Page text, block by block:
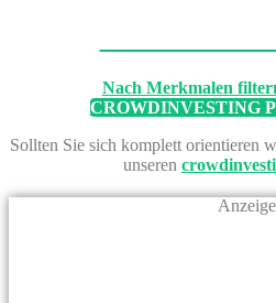
Nach Merkmalen
CROWDINVESTING
Sollten Sie sich komplett orientieren
unseren
Anzeige